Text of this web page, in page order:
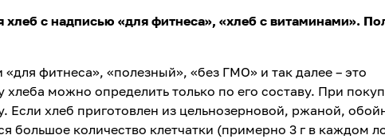
хлеб с надписью «для фитнеса», «хлеб с витаминами».
фитнеса», «полезный», «без ГМО» и так далее – это
хлеба можно определить только по его составу. При
Если хлеб приготовлен из цельнозерновой, ржаной,
большое количество клетчатки (примерно 3 г в каждом